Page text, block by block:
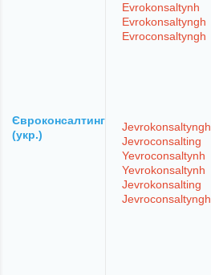
Evrokonsaltynh
Evrokonsaltyngh
Evroconsaltyngh
Євроконсалтинг
(укр.)
Jevrokonsaltyngh
Jevroconsalting
Yevroconsaltynh
Yevrokonsaltynh
Jevrokonsalting
Jevroconsaltyngh